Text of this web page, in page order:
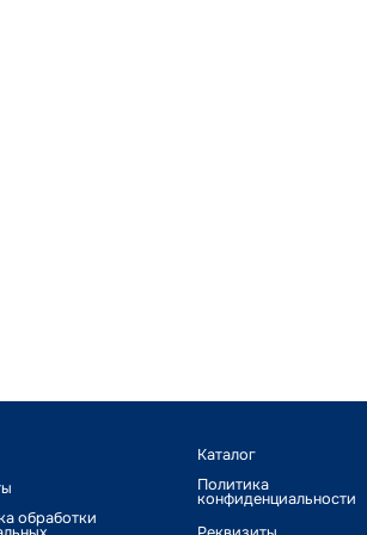
обработки
Каталог
Политика
конфиденциальности